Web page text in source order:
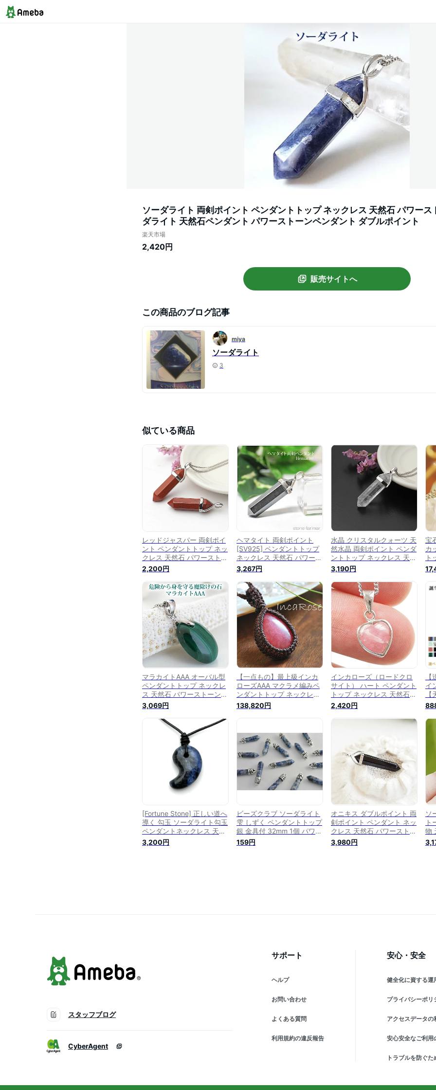
ソーダライト 両剣ポイント ペンダントトップ ネックレス 天然石 パワース
ダライト 天然石ペンダント パワーストーンペンダント ダブルポイント
楽天市場
2,420円
販売サイトへ
この商品のブログ記事
miya
ソーダライト
3
似ている商品
レッドジャスパー 両剣ポイ
ント ペンダントトップ ネッ
クレス 天然石 パワーストー
ン ダブルポイント
2,200円
ヘマタイト 両剣ポイント
[SV925] ペンダントトップ
ネックレス 天然石 パワース
トーン
3,267円
水晶 クリスタルクォーツ 天
然水晶 両剣ポイント ペンダ
ントトップ ネックレス 天然
石 パワーストーン ダブルポ
イント
3,190円
宝
カ
ト
イ
モ
マラカイトAAA オーバル型
ペンダントトップ ネックレ
ス 天然石 パワーストーン
マラカイト 天然石ペンダン
ト パワーストーンペンダン
ト チャーム 孔雀石
3,069円
【一点もの】最上級インカ
ローズAAA マクラメ編みペ
ンダントトップ ネックレス
天然石 パワーストーン イン
カローズ 天然石ペンダント
ダントトップ ネックレス イ
ンカローズ ロードクロサイ
ト
138,820円
インカローズ（ロードクロ
サイト） ハート ペンダント
トップ ネックレス 天然石
パワーストーン 天然石ペン
ダント パワーストーンペン
ダント
2,420円
イ
ペ
ス
レ
[Fortune Stone] 正しい道へ
導く 勾玉 ソーダライト勾玉
ペンダントネックレス 天然
石 パワーストーン 長さ調節
可 ペンダントネックレス お
3,200円
ビーズクラブ ソーダライト
雫 しずく ペンダントトップ
銀 金具付 32mm 1個 パワー
ストーン 天然石
159円
オニキス ダブルポイント 両
剣ポイント ペンダント ネッ
クレス 天然石 パワーストー
ン SV925 六角柱 ペンデュ
ラム型 厄除け 魔除け 災難
3,980円
ソ
ト
物
ソ
然
スタッフブログ
CyberAgent
サポート
ヘルプ
お問い合わせ
よくある質問
利用規約の違反報告
安心・安全
健全化に資する運
プライバシーポリ
アクセスデータの
安心安全なご利用
トラブルを防ぐた